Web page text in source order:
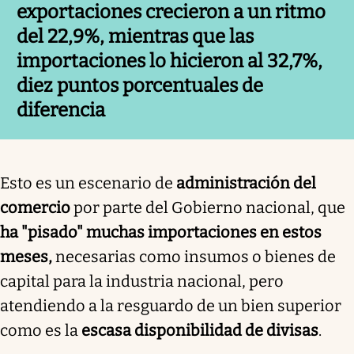
exportaciones crecieron a un ritmo
del 22,9%, mientras que las
importaciones lo hicieron al 32,7%,
diez puntos porcentuales de
diferencia
Esto es un escenario de administración del
comerciopor parte del Gobierno nacional, que
ha "pisado" muchas importaciones en estos
meses,necesarias como insumos o bienes de
capital para la industria nacional, pero
atendiendo a la resguardo de un bien superior
como es la escasa disponibilidad de divisas.